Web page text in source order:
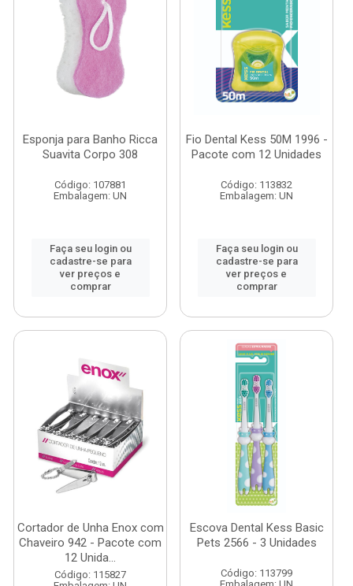
Esponja para Banho Ricca
Suavita Corpo 308
Código: 107881
Embalagem: UN
Faça seu login ou
cadastre-se para
ver preços e
comprar
Fio Dental Kess 50M 1996 -
Pacote com 12 Unidades
Código: 113832
Embalagem: UN
Faça seu login ou
cadastre-se para
ver preços e
comprar
Cortador de Unha Enox com
Chaveiro 942 - Pacote com
12 Unida...
Código: 115827
Escova Dental Kess Basic
Pets 2566 - 3 Unidades
Código: 113799